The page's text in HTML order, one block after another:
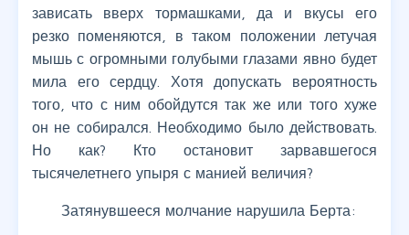
зависать вверх тормашками, да и вкусы его
резко поменяются, в таком положении летучая
мышь с огромными голубыми глазами явно будет
мила его сердцу. Хотя допускать вероятность
того, что с ним обойдутся так же или того хуже
он не собирался. Необходимо было действовать.
Но как? Кто остановит зарвавшегося
тысячелетнего упыря с манией величия?
Затянувшееся молчание нарушила Берта: